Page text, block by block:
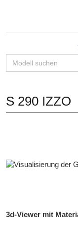
Search
for:
S 290 IZZO
3d-Viewer mit